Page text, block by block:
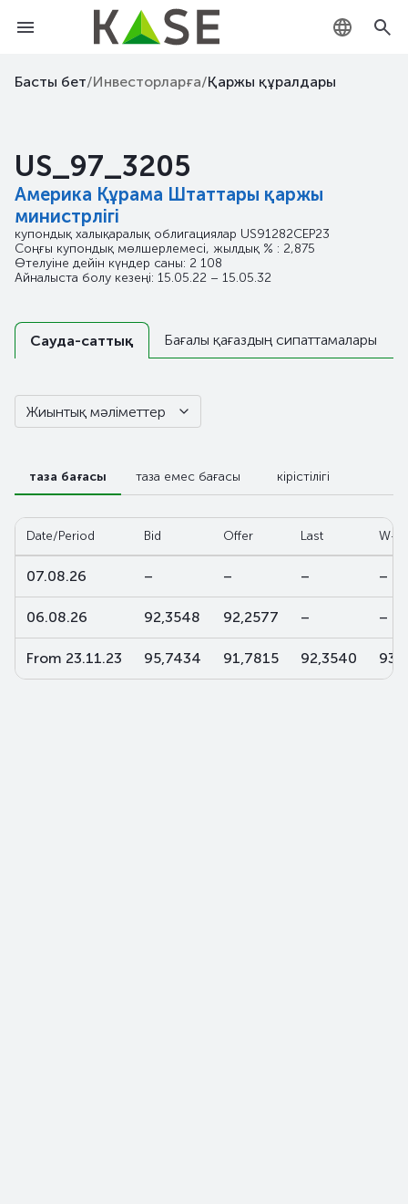
KZ
Басты бет/Инвесторларға/Қаржы құралдары
US_97_3205
Америка Құрама Штаттары қаржы
министрлігі
купондық халықаралық облигациялар US91282CEP23
Соңғы купондық мөлшерлемесі, жылдық % : 2,875
Өтелуіне дейін күндер саны: 2 108
Айналыста болу кезеңі: 15.05.22 – 15.05.32
Сауда-саттық Бағалы қағаздың сипаттамалары
Жиынтық мәліметтер
таза бағасы таза емес бағасы кірістілігі
Date/Period Bid Offer Last W-
07.08.26 – – – –
06.08.26 92,3548 92,2577 – –
From 23.11.23 95,7434 91,7815 92,3540